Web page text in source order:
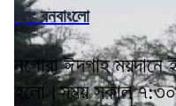
হলং বনবাংলো
নগোরা ঈদগাহ ময়দানে
হলো।সময় সকাল ৭:৩০